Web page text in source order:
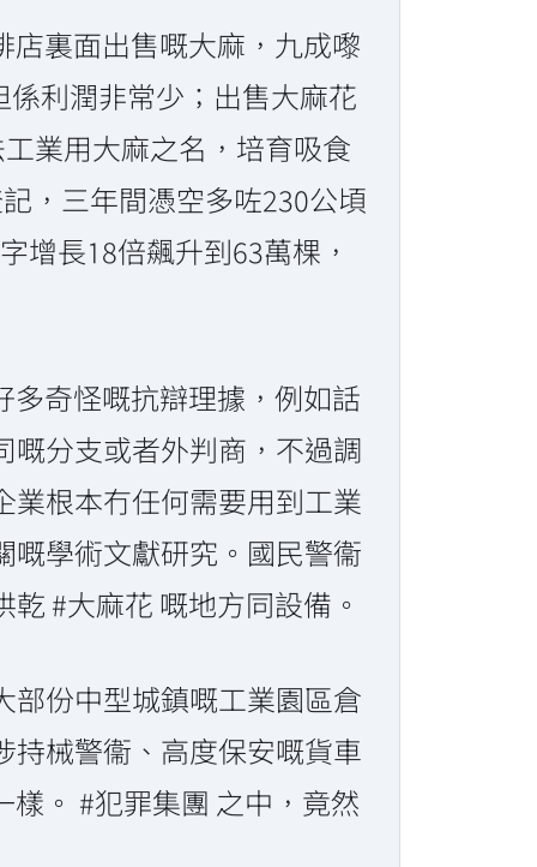
店裏面出售嘅大麻，九成嚟
利潤非常少；出售大麻花
業用大麻之名，培育吸食
，三年間憑空多咗230公頃
增長18倍飆升到63萬棵，
多奇怪嘅抗辯理據，例如話
嘅分支或者外判商，不過調
業根本冇任何需要用到工業
嘅學術文獻研究。國民警衞
#大麻花 嘅地方同設備。
部份中型城鎮嘅工業園區倉
持械警衞、高度保安嘅貨車
。 #犯罪集團 之中，竟然